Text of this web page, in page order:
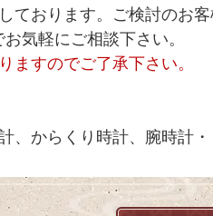
ております。ご検討のお
気軽にご相談下さい。
すのでご了承下さい。
、からくり時計、腕時計